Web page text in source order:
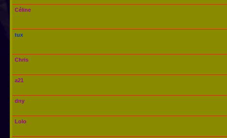
Céline
tux
Chris
a21
dny
Lolo